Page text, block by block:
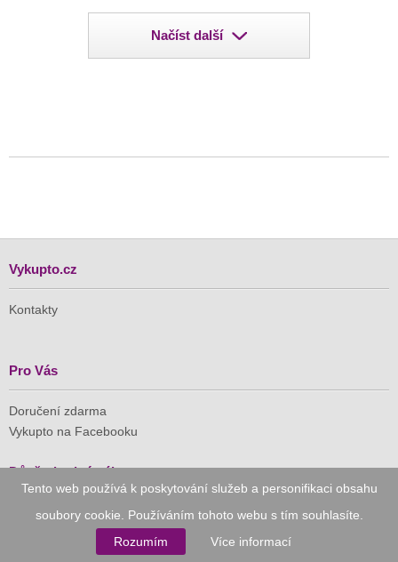
Tento web používá k poskytování služeb a personifikaci obsahu
soubory cookie. Používáním tohoto webu s tím souhlasíte.
Rozumím
Více informací
Načíst další
Vykupto.cz
Kontakty
Pro Vás
Doručení zdarma
Vykupto na Facebooku
Důvěryhodný nákup
Naše společnost je členem Asociace pro elektronickou
komerci (APEK)